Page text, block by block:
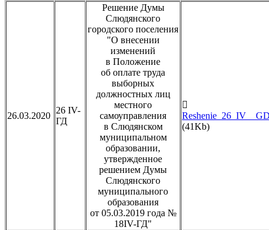
26.03.2020
26 IV-
ГД
Решение Думы
Слюдянского
городского поселения
"О внесении
изменений
в Положение
об оплате труда
выборных
должностных лиц
местного
самоуправления
в Слюдянском
муниципальном
образовании,
утвержденное
решением Думы
Слюдянского
муниципального
образования
от 05.03.2019 года №
18IV-ГД"
(41Kb)